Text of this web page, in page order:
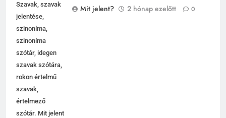
Szavak, szavak
jelentése,
szinoníma,
szinoníma
szótár, idegen
szavak szótára,
rokon értelmű
szavak,
értelmező
szótár. Mit jelent
Mit jelent?
2 hónap ezelőtt 0